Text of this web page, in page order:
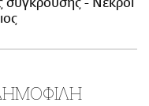
σύγκρουσης - Νεκροί